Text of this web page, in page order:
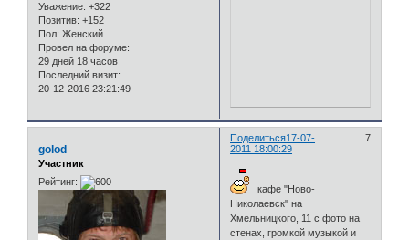
Уважение: +322
Позитив: +152
Пол: Женский
Провел на форуме:
29 дней 18 часов
Последний визит:
20-12-2016 23:21:49
Поделиться 7
17-07-
2011 18:00:29
golod
Участник
Рейтинг:
кафе "Ново-
Николаевск" на
Хмельницкого, 11 с фото на
стенах, громкой музыкой и